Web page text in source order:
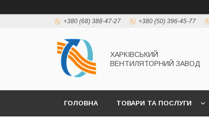
+380 (68) 388-47-27 +380 (50) 396-45-77
ХАРКІВСЬКИЙ
ВЕНТИЛЯТОРНИЙ ЗАВОД
ГОЛОВНА ТОВАРИ ТА ПОСЛУГИ